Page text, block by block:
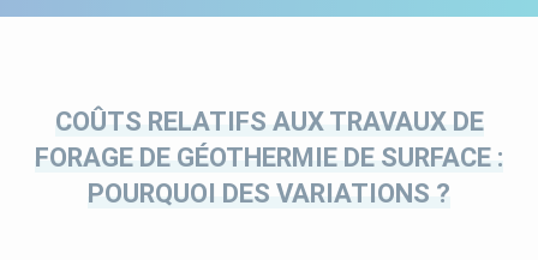
COÛTS RELATIFS AUX TRAVAUX DE
FORAGE DE GÉOTHERMIE DE SURFACE :
POURQUOI DES VARIATIONS ?